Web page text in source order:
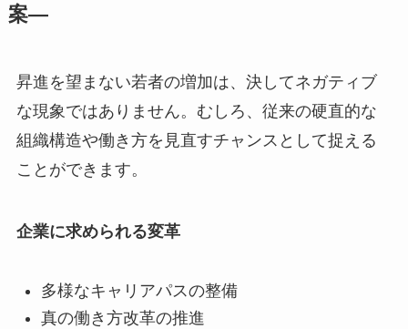
案―
昇進を望まない若者の増加は、決してネガティブ
な現象ではありません。むしろ、従来の硬直的な
組織構造や働き方を見直すチャンスとして捉える
ことができます。
企業に求められる変革
多様なキャリアパスの整備
真の働き方改革の推進